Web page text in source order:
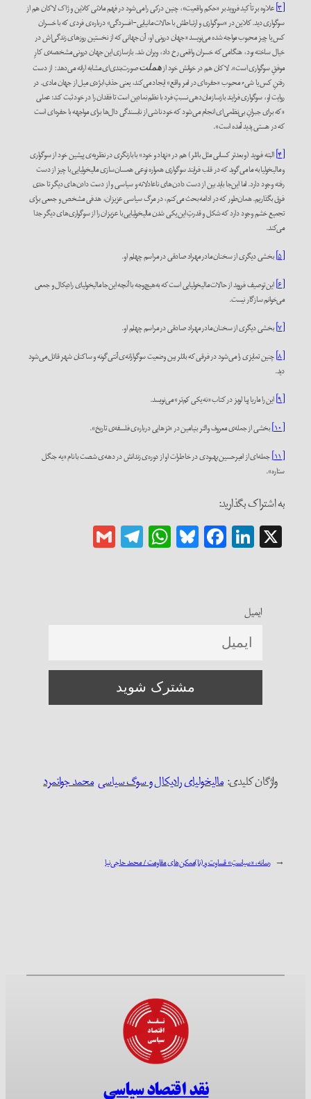
[۳] علاوه بر تأکید فروید بر «حکم واقعیت»، چنین درکی را می‌شود در فهم ملانی کلاین و ژاک لاکان هم از
سوگواری دید. کلاین در «سوگواری و ارتباطش با حالات مانیایی-افسردگی» درباره‌ی فردی که با خسران
کس یا چیز محبوب مواجه شده می‌نویسد «جهان درونی او، آن جهانی که از نخستین روزهای زندگی‌اش در
خیال ساخته بود، هنگامی که خسران واقعی رخ داد، ویران شد. بازسازی این جهان درونی مشخصه‌ی کارِ
موفقِ سوگواری است». لاکان هم در خوانش خود ازهملتصورت‌بندی‌ای مشابه ارائه می‌دهد: از دست
رفتنِ کس یا شیء محبوب «حفره‌ای در امر واقع» ایجاد می‌کند، یعنی حذفِ ابژه‌ی میل از جهان مادی. در
روایت او، سوگواری فرایند بازسازمان‌دهی نسبتِ فرد با نظم نمادین است تا فقدان را در خود ثبت کند؛ عملی
«که برای جبرانِ بی‌نظمی‌ای انجام می‌شود که خود ناشی از نابسندگی دال‌ها برای مواجهه با حفره‌ای است
که در هستی پدید آمده است».
[۴] البته فروید (و بعدتر کسانی مثل باتلر) هم در «نهاد و خود» با بازنگری در نظریه‌ی پیشین خود از سوگواری
و مالیخولیا به ما می‌گوید که در قلب فرایند سوگواری همواره نوعی همسان‌سازی مالیخولیایی با چیز از دست
رفته وجود دارد. اما این‌جا باید بین از دست دادن‌های ناعادلانه و سیاسی و از دست دادن‌های دیگر تا حدی
فرق بگذاریم. همان‌طور که در ادامه بحث می‌کنم، در مرگ سیاسی عزیزان، هدفی مشخص و جمعی برای
تجمیع خشم وجود دارد که شکل و قدرتِ این یکی شدن مالیخولیایی با عزیزان را از سوگواری‌های دیگر جدا
می‌کند.
[۵] بخشی دیگری از سخنان مادر مهراد صادقی در مراسم چهلم او.
[۶] این توصیف فروید از حالات مالیخولیایی است که به‌هیچ‌وجه با آنچه این‌جا مالیخولیای رادیکال و جمعی
می‌خوانم سازگار نیست.
[۷] بخشی دیگری از سخنان مادر مهراد صادقی در مراسم چهلم او.
[۸] چنین تمایزی را می‌شود در فرقی که باتلر بین وضعیت سوگوارانه‌ی آنتی‌گونه و ساکنان شهر قائل می‌شود
دید.
[۹] این را ماریا پیا لوپز در کتاب «نه یکی کم‌تر» می‌نویسد.
[۱۰] بخشی از جمله‌ی معروف والتر بنیامین در «تزهایی درباره‌ی فلسفه‌ی تاریخ».
[۱۱]
جمله‌ای از امیرحسین بهبودی در خاطرات او از دوره‌ی زندانش در دهه‌ی شصت با نام «یه جنگل
ستاره».
به اشتراک بگذارید:
X
LinkedIn
Facebook
Bluesky
WhatsApp
Telegram
ایمیل
واژگان کلیدی:‌مالیخولیای رادیکال و سوگ سیاسی محمد جوانمرد
← رسانه، «سیاستِ» قساوت و (نا)ممکن‌های مقاومت / محمد حاجی‌نیا
نقد اقتصاد سیاسی